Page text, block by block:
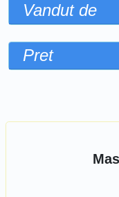
Vandut de
Pret